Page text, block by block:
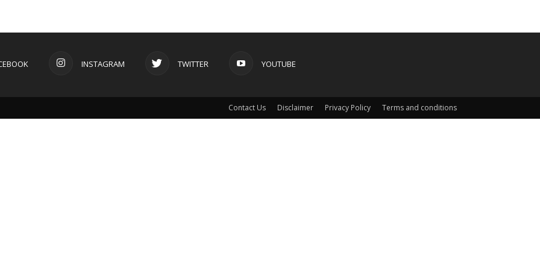
INSTAGRAM TWITTER YOUTUBE
Contact Us Disclaimer Privacy Policy Terms and conditions